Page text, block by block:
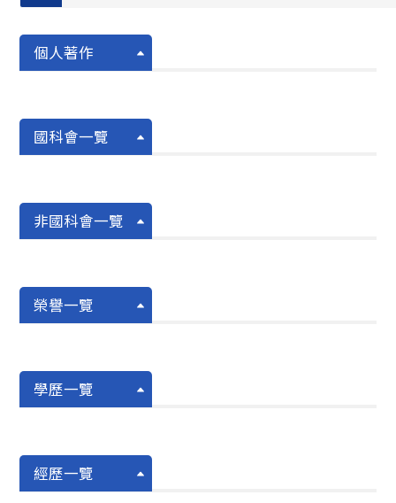
個人著作
國科會一覽
非國科會一覽
榮譽一覽
學歷一覽
經歷一覽